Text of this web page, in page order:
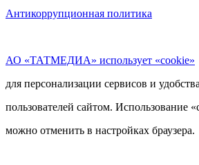
Антикоррупционная политика
АО «ТАТМЕДИА» использует «cookie»
для персонализации сервисов и удобства
пользователей сайтом. Использование
можно отменить в настройках браузера.